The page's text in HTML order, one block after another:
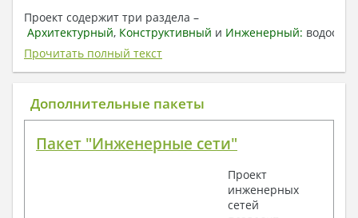
Проект содержит три раздела –
Архитектурный, Конструктивный и Инженерный:
отопление, вентиляция, канализация,
электроснабжение (приобретается за дополнительную
плату) + Пояснительная записка.
1. Архитектурный раздел:
План координационных осей
Поэтажные маркировочные планы с
Прочитать полный текст
Дополнительные пакеты
Пакет "Инженерные сети"
Проект
инженерных
сетей